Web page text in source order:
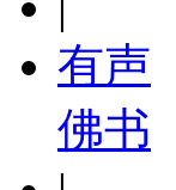
有声
佛书